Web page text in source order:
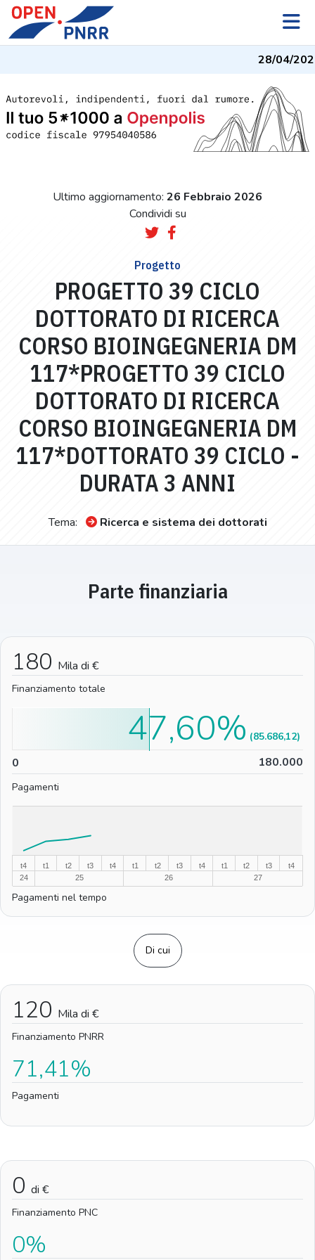
28/04/2026
Ultimo aggiornamento: 26 Febbraio 2026
Condividi su
Progetto
PROGETTO 39 CICLO
DOTTORATO DI RICERCA
CORSO BIOINGEGNERIA DM
117*PROGETTO 39 CICLO
DOTTORATO DI RICERCA
CORSO BIOINGEGNERIA DM
117*DOTTORATO 39 CICLO -
DURATA 3 ANNI
Tema: Ricerca e sistema dei dottorati
Parte finanziaria
180 Mila di €
Finanziamento totale
0 180.000
47,60% (85.686,12)
Pagamenti
t4
24
t1
25
t2 t3 t4
t1
26
t2 t3 t4
t1
27
t2 t3 t4
Pagamenti nel tempo
Di cui
120 Mila di €
Finanziamento PNRR
71,41%
Pagamenti
0 di €
Finanziamento PNC
0%